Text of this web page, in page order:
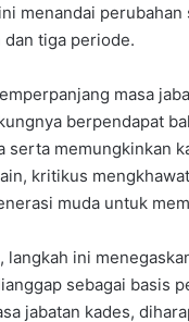
menandai perubahan
dan tiga periode.
masa
berpendapat
serta memungkinkan
kritikus
muda untuk
langkah ini
sebagai basis
jabatan kades,